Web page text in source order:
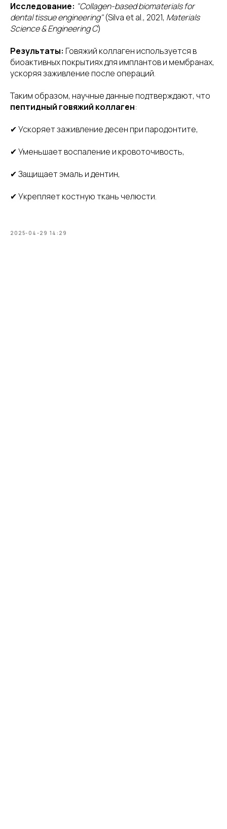
Исследование: "Collagen-based biomaterials for
dental tissue engineering"(Silva et al., 2021, Materials
Science & Engineering C)
Результаты: Говяжий коллаген используется в
биоактивных покрытиях для имплантов и мембранах,
ускоряя заживление после операций.
Таким образом, научные данные подтверждают, что
пептидный говяжий коллаген:
✔ Ускоряет заживление десен при пародонтите,
✔ Уменьшает воспаление и кровоточивость,
✔ Защищает эмаль и дентин,
✔ Укрепляет костную ткань челюсти.
2025-04-29 14:29
Продукты